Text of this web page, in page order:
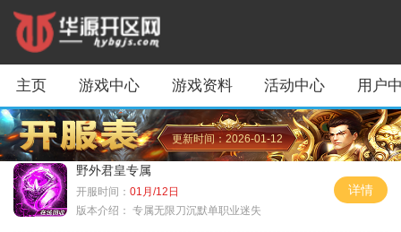
主页 游戏中心 游戏资料 活动中心 用户
更新时间：2026-01-12
野外君皇专属
开服时间： 01月/12日
版本介绍： 专属无限刀沉默单职业迷失
详情